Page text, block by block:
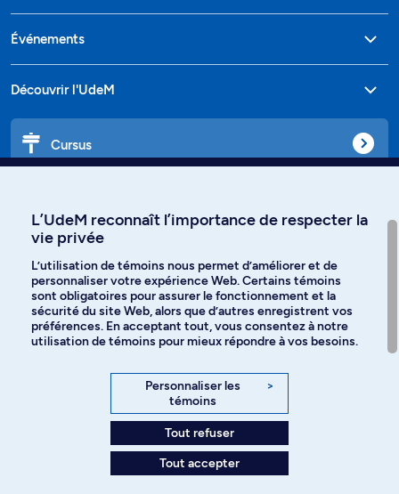
Événements
Découvrir l'UdeM
Cursus
Langues
Facebook Instagram
YouTube
Politique de confidentialité
L’UdeM reconnaît l’importance de respecter la
vie privée
L’utilisation de témoins nous permet d’améliorer et de
personnaliser votre expérience Web. Certains témoins
sont obligatoires pour assurer le fonctionnement et la
sécurité du site Web, alors que d’autres enregistrent vos
préférences. En acceptant tout, vous consentez à notre
utilisation de témoins pour mieux répondre à vos besoins.
Personnaliser les
témoins
>
Tout refuser
Tout accepter